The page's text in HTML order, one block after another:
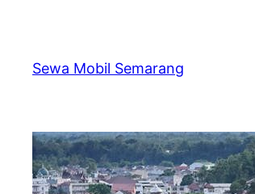
content
Sewa Mobil Semarang